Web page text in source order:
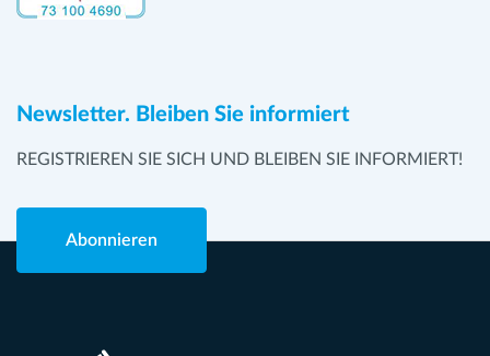
Newsletter. Bleiben Sie informiert
REGISTRIEREN SIE SICH UND BLEIBEN SIE INFORMIERT!
Abonnieren